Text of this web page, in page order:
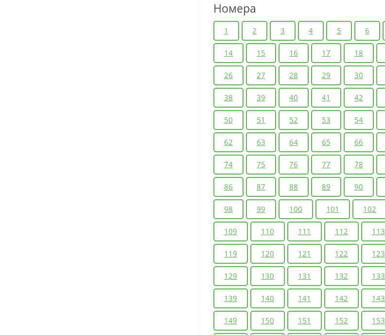
Номера
1 2 3 4 5 6
14 15 16 17 18
26 27 28 29 30
38 39 40 41 42
50 51 52 53 54
62 63 64 65 66
74 75 76 77 78
86 87 88 89 90
98 99 100 101 102
109 110 111 112 113
119 120 121 122 123
129 130 131 132 133
139 140 141 142 143
149 150 151 152 153